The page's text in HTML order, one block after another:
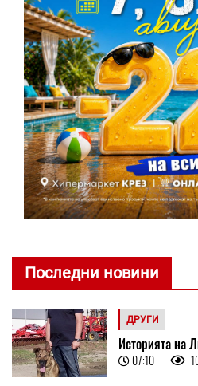
Последни новини
ДРУГИ
Историята на
07:10